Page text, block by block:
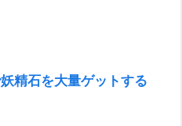
石を大量ゲットする